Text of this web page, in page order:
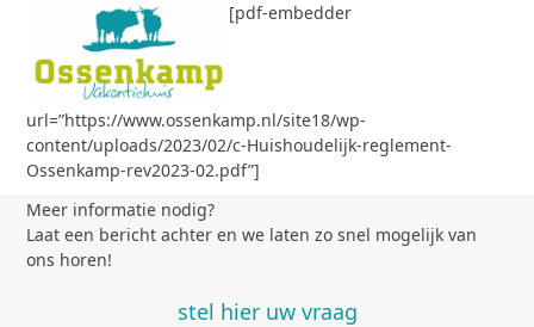
contentmobile
menu
mobile
menu
[pdf-embedder
url=”https://www.ossenkamp.nl/site18/wp-
content/uploads/2023/02/c-Huishoudelijk-reglement-
Ossenkamp-rev2023-02.pdf”]
Meer informatie nodig?
Laat een bericht achter en we laten zo snel mogelijk van
ons horen!
stel hier uw vraag